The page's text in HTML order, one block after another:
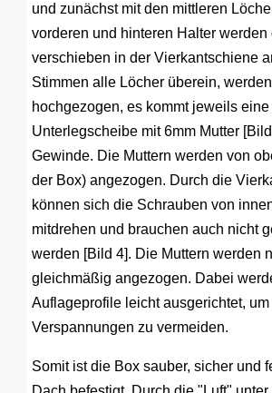
und zunächst mit den mittleren
vorderen und hinteren Halter werden
verschieben in der Vierkantschiene
Stimmen alle Löcher überein,
hochgezogen, es kommt jeweils
Unterlegscheibe mit 6mm Mutter
Gewinde. Die Muttern werden von
der Box) angezogen. Durch die
können sich die Schrauben von
mitdrehen und brauchen auch nicht
werden [Bild 4]. Die Muttern werden
gleichmäßig angezogen. Dabei
Auflageprofile leicht ausgerichtet, um
Verspannungen zu vermeiden.
Somit ist die Box sauber, sicher und